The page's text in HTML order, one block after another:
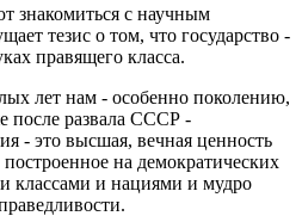
знакомиться с научным
тезис о том, что государство -
правящего класса.
лет нам - особенно поколению,
после развала СССР -
- это высшая, вечная ценность
на демократических
классами и нациями и мудро